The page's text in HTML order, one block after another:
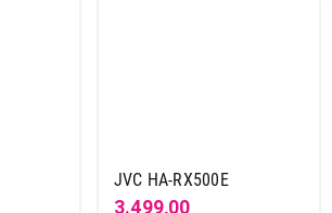
JVC HA-RX500E
3.499,00